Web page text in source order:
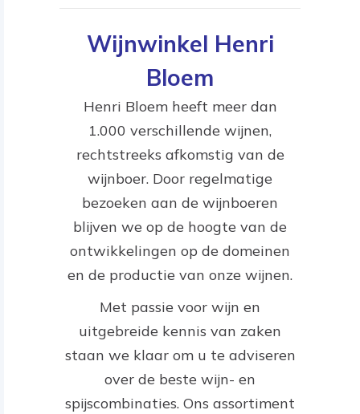
Wijnwinkel Henri
Bloem
Henri Bloem heeft meer dan
1.000 verschillende wijnen,
rechtstreeks afkomstig van de
wijnboer. Door regelmatige
bezoeken aan de wijnboeren
blijven we op de hoogte van de
ontwikkelingen op de domeinen
en de productie van onze wijnen.
Met passie voor wijn en
uitgebreide kennis van zaken
staan we klaar om u te adviseren
over de beste wijn- en
spijscombinaties. Ons assortiment